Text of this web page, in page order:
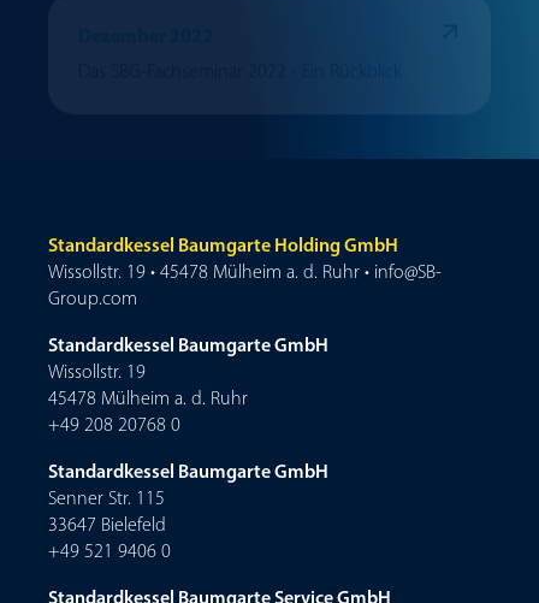
Standardkessel Baumgarte Holding GmbH
Wissollstr. 19 • 45478 Mülheim a. d. Ruhr • info@SB-
Group.com
Standardkessel Baumgarte GmbH
Wissollstr. 19
45478 Mülheim a. d. Ruhr
+49 208 20768 0
Standardkessel Baumgarte GmbH
Senner Str. 115
33647 Bielefeld
+49 521 9406 0
Standardkessel Baumgarte Service GmbH